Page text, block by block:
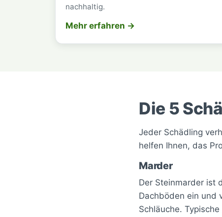
nachhaltig.
Mehr erfahren →
Die 5
Jeder Schädling
helfen Ihnen, das
Marder
Der Steinmarder ist
Dachböden ein und
Schläuche.